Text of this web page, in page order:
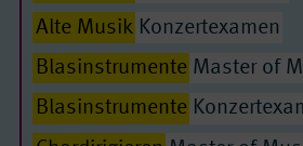
Alte Musik Konzertexamen
Blasinstrumente Master of
Blasinstrumente